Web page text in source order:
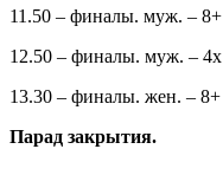
11.50 – финалы. муж. – 8+
12.50 – финалы. муж. – 4х
13.30 – финалы. жен. – 8+
Парад закрытия.